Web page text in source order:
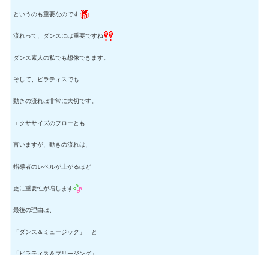
というのも重要なのです
流れって、ダンスには重要ですね
ダンス素人の私でも想像できます。
そして、ピラティスでも
動きの流れは非常に大切です。
エクササイズのフローとも
言いますが、動きの流れは、
指導者のレベルが上がるほど
更に重要性が増します
最後の理由は、
「ダンス＆ミュージック」 と